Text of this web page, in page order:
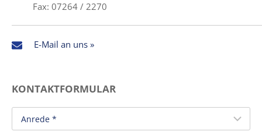
Fax: 07264 / 2270
E-Mail an uns »
KONTAKTFORMULAR